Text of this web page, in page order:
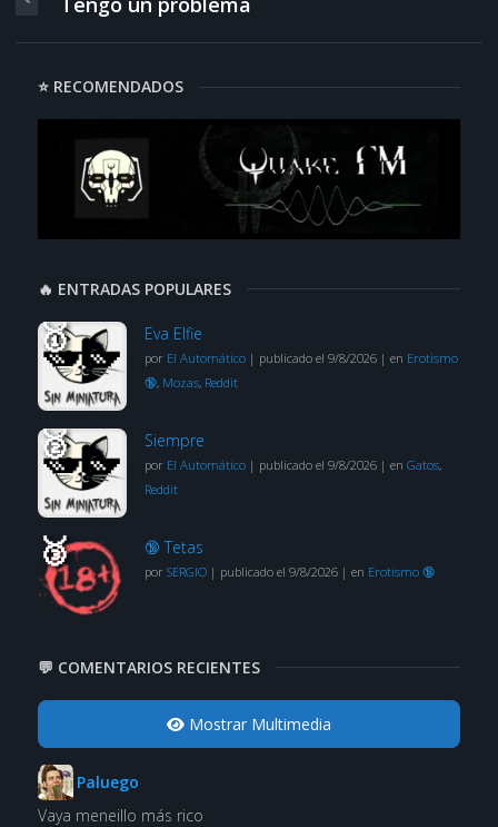
⭐ RECOMENDADOS
🔥 ENTRADAS POPULARES
Eva Elfie
por El Automático| publicado el 9/8/2026| en Erotismo
🔞, Mozas, Reddit
Siempre
por El Automático| publicado el 9/8/2026| en Gatos,
Reddit
🔞 Tetas
por SERGIO| publicado el 9/8/2026| en Erotismo 🔞
💬 COMENTARIOS RECIENTES
Mostrar Multimedia
Paluego
Vaya meneillo más rico